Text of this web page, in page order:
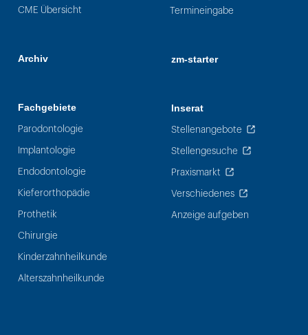
CME Übersicht
Archiv
Fachgebiete
Parodontologie
Implantologie
Endodontologie
Kieferorthopädie
Prothetik
Chirurgie
Kinderzahnheilkunde
Alterszahnheilkunde
Termineingabe
zm-starter
Inserat
Stellenangebote
Stellengesuche
Praxismarkt
Verschiedenes
Anzeige aufgeben